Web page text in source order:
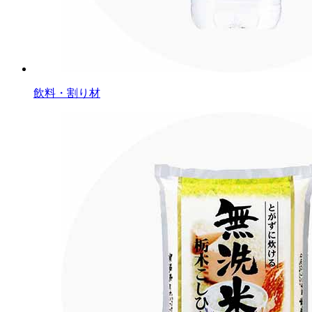
飲料・割り材